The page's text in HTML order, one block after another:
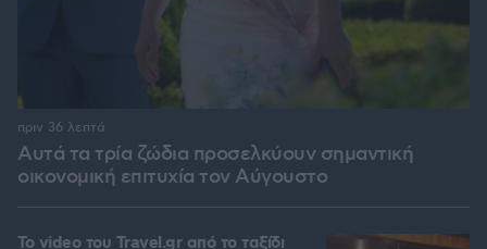
Αυτά τα τρία ζώδια προσελκύουν σημαντική
οικονομική επιτυχία τον Αύγουστο
πριν 36 λεπτά
To video του Travel.gr από το ταξίδι